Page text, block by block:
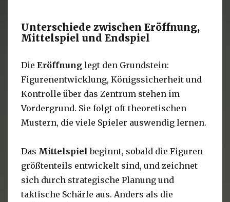
Unterschiede zwischen Eröffnung,
Mittelspiel und Endspiel
Die Eröffnung legt den Grundstein:
Figurenentwicklung, Königssicherheit und
Kontrolle über das Zentrum stehen im
Vordergrund. Sie folgt oft theoretischen
Mustern, die viele Spieler auswendig lernen.
Das Mittelspiel beginnt, sobald die Figuren
größtenteils entwickelt sind, und zeichnet
sich durch strategische Planung und
taktische Schärfe aus. Anders als die